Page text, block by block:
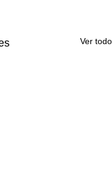
Ver todo